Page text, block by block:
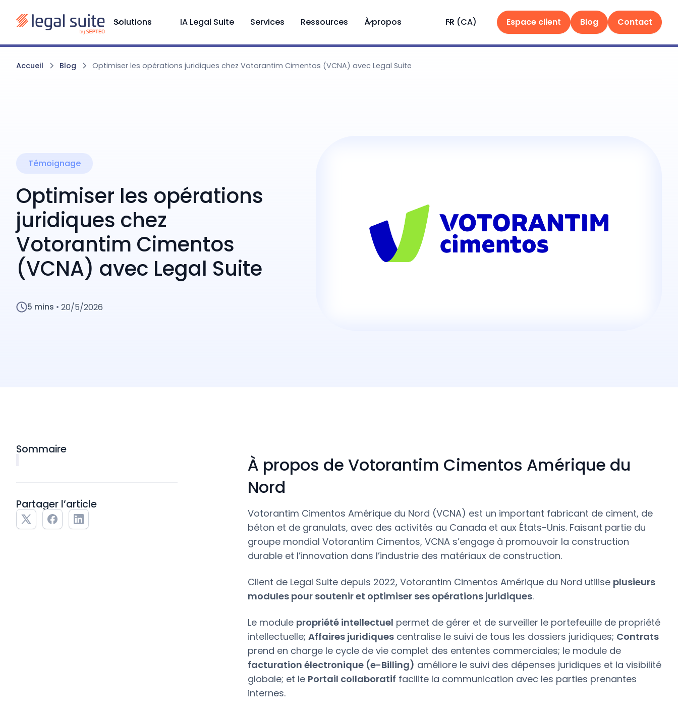
Solutions IA Legal Suite Services Ressources À propos FR (CA) Espace client Blog Contact
Accueil Blog Optimiser les opérations juridiques chez Votorantim Cimentos (VCNA) avec Legal Suite
Témoignage
Optimiser les opérations
juridiques chez
Votorantim Cimentos
(VCNA) avec Legal Suite
5 mins • 20/5/2026
Sommaire
Partager l’article
À propos de Votorantim Cimentos Amérique du
Nord
Votorantim Cimentos Amérique du Nord (VCNA) est un important fabricant de ciment, de
béton et de granulats, avec des activités au Canada et aux États-Unis. Faisant partie du
groupe mondial Votorantim Cimentos, VCNA s’engage à promouvoir la construction
durable et l’innovation dans l’industrie des matériaux de construction.
Client de Legal Suite depuis 2022, Votorantim Cimentos Amérique du Nord utilise plusieurs
modules pour soutenir et optimiser ses opérations juridiques.
Le module propriété intellectuel permet de gérer et de surveiller le portefeuille de propriété
intellectuelle; Affaires juridiquescentralise le suivi de tous les dossiers juridiques; Contrats
prend en charge le cycle de vie complet des ententes commerciales; le module de
facturation électronique (e-Billing) améliore le suivi des dépenses juridiques et la visibilité
globale; et le Portail collaboratif facilite la communication avec les parties prenantes
internes.